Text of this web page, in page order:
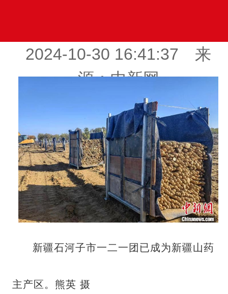
2024-10-30 16:41:37 来
源：中新网
新疆石河子市一二一团已成为新疆山药
主产区。熊英 摄